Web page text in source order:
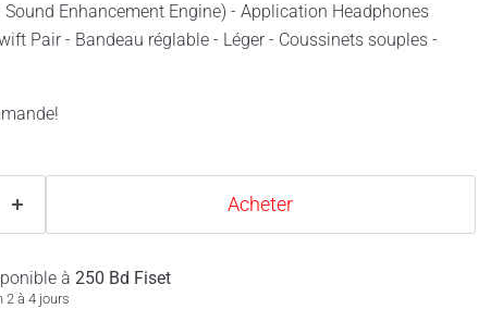
Sound Enhancement Engine) - Application Headphones
Pair - Bandeau réglable - Léger - Coussinets souples -
Acheter
à 250 Bd Fiset
2 à 4 jours